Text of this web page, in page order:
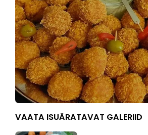
VAATA ISUÄRATAVAT GALERIID